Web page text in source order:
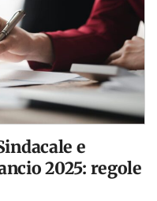
e
2025: regole